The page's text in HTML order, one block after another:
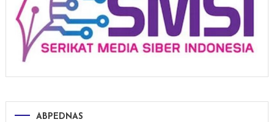
ABPEDNAS